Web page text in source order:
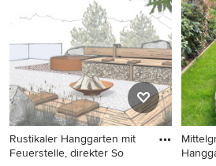
Sie inspiriert, speichern Sie das
oder kontaktieren Sie den
Ideen Sie sich auch für Ihr
Entdecken Sie in unserer
Hanggarten-Ideen und finden Sie
die beste Erfahrung bietet, wenn
oder das Einrichten von Haus und
Rustikaler Hanggarten mit
Feuerstelle, direkter So